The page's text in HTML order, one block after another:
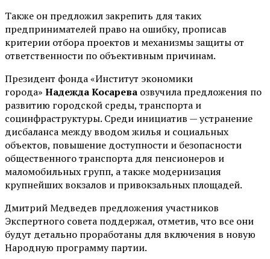
Также он предложил закрепить для таких
предпринимателей право на ошибку, прописав
критерии отбора проектов и механизмы защиты от
ответственности по объективным причинам.
Президент фонда «Институт экономики
города» Надежда Косарева озвучила предложения по
развитию городской среды, транспорта и
социнфраструктуры. Среди инициатив — устранение
дисбаланса между вводом жилья и социальных
объектов, повышение доступности и безопасности
общественного транспорта для пенсионеров и
маломобильных групп, а также модернизация
крупнейших вокзалов и привокзальных площадей.
Дмитрий Медведев предложения участников
Экспертного совета поддержал, отметив, что все они
будут детально проработаны для включения в новую
Народную программу партии.